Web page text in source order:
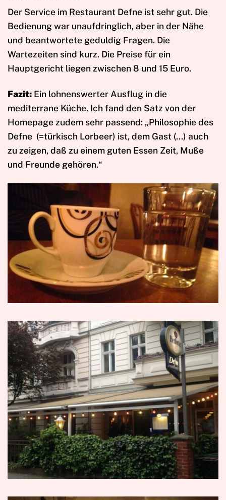
Der Service im Restaurant Defne ist sehr gut. Die
Bedienung war unaufdringlich, aber in der Nähe
und beantwortete geduldig Fragen. Die
Wartezeiten sind kurz. Die Preise für ein
Hauptgericht liegen zwischen 8 und 15 Euro.
Fazit: Ein lohnenswerter Ausflug in die
mediterrane Küche. Ich fand den Satz von der
Homepage zudem sehr passend: „Philosophie des
Defne (=türkisch Lorbeer) ist, dem Gast (…) auch
zu zeigen, daß zu einem guten Essen Zeit, Muße
und Freunde gehören.“